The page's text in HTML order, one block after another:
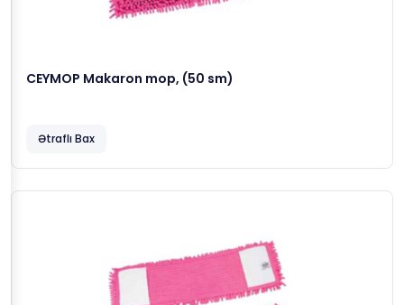
CEYMOP Makaron mop, (50 sm)
Ətraflı Bax